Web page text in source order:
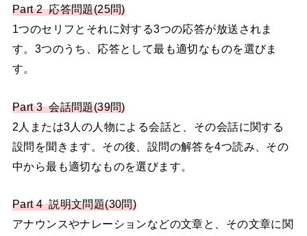
Part 2 応答問題(25問)
1つのセリフとそれに対する3つの応答が放送されま
す。3つのうち、応答として最も適切なものを選びま
す。
Part 3 会話問題(39問)
2人または3人の人物による会話と、その会話に関する
設問を聞きます。その後、設問の解答を4つ読み、その
中から最も適切なものを選びます。
Part 4 説明文問題(30問)
アナウンスやナレーションなどの文章と、その文章に関